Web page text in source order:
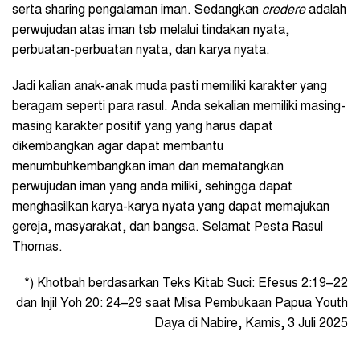
serta sharing pengalaman iman. Sedangkan credereadalah
perwujudan atas iman tsb melalui tindakan nyata,
perbuatan-perbuatan nyata, dan karya nyata.
Jadi kalian anak-anak muda pasti memiliki karakter yang
beragam seperti para rasul. Anda sekalian memiliki masing-
masing karakter positif yang yang harus dapat
dikembangkan agar dapat membantu
menumbuhkembangkan iman dan mematangkan
perwujudan iman yang anda miliki, sehingga dapat
menghasilkan karya-karya nyata yang dapat memajukan
gereja, masyarakat, dan bangsa. Selamat Pesta Rasul
Thomas.
*) Khotbah berdasarkan Teks Kitab Suci: Efesus 2:19–22
dan Injil Yoh 20: 24–29 saat Misa Pembukaan Papua Youth
Daya di Nabire, Kamis, 3 Juli 2025